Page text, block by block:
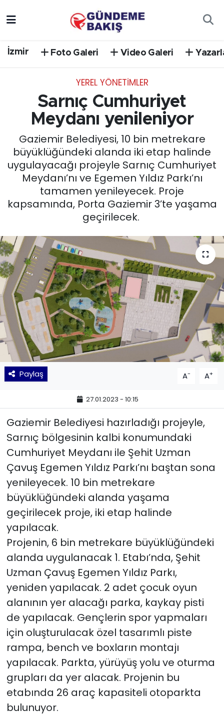
İzmir Foto Galeri Video Galeri
YEREL YÖNETİMLER
Sarnıç Cumhuriyet
Meydanı yenileniyor
Gaziemir Belediyesi, 10 bin metrekare
büyüklüğündeki alanda iki etap halinde
uygulayacağı projeyle Sarnıç Cumhuriyet
Meydanı’nı ve Egemen Yıldız Parkı’nı
tamamen yenileyecek. Proje
kapsamında, Porta Gaziemir 3’te yaşama
geçirilecek.
Paylaş A- A+
27.01.2023 - 10:15
Gaziemir Belediyesi hazırladığı projeyle,
Sarnıç bölgesinin kalbi konumundaki
Cumhuriyet Meydanı ile Şehit Uzman
Çavuş Egemen Yıldız Parkı’nı baştan sona
yenileyecek. 10 bin metrekare
büyüklüğündeki alanda yaşama
geçirilecek proje, iki etap halinde
yapılacak.
Projenin, 6 bin metrekare büyüklüğündeki
alanda uygulanacak 1. Etabı’nda, Şehit
Uzman Çavuş Egemen Yıldız Parkı,
yeniden yapılacak. 2 adet çocuk oyun
alanının yer alacağı parka, kaykay pisti
de yapılacak. Gençlerin spor yapmaları
için oluşturulacak özel tasarımlı piste
rampa, bench ve boxların montajı
yapılacak. Parkta, yürüyüş yolu ve oturma
grupları da yer alacak. Projenin bu
etabında 26 araç kapasiteli otoparkta
bulunuyor.
EGE
EĞİTİM
EKONOMİ
English News
KÜLTÜR SANAT
MAGAZİN
POLİTİKA
SAĞLIK
Siyaset
SPOR
Yaşam
YEREL POLİTİKA
YEREL YÖNETİMLER
Yurt
Trafik Durumu
Süper Lig Puan Durumu ve Fikstür
Tüm Manşetler
Son Dakika Haberleri
Haber Arşivi